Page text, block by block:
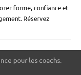
forme, confiance et
Réservez
pour les coachs.